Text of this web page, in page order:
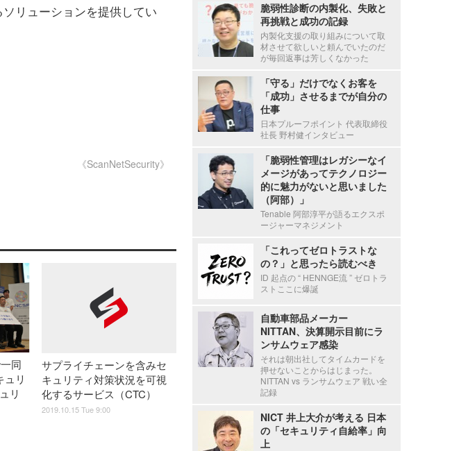
リューションを提供してい
《ScanNetSecurity》
同
リ
リ
サプライチェーンを含みセ
キュリティ対策状況を可視
化するサービス（CTC）
2019.10.15 Tue 9:00
脆弱性診断の内製化、失敗と
再挑戦と成功の記録
内製化支援の取り組みについて取
材させて欲しいと頼んでいたのだ
が毎回返事は芳しくなかった
「守る」だけでなくお客を
「成功」させるまでが自分の
仕事
日本プルーフポイント 代表取締役
社長 野村健インタビュー
「脆弱性管理はレガシーなイ
メージがあってテクノロジー
的に魅力がないと思いました
（阿部）」
Tenable 阿部淳平が語るエクスポ
ージャーマネジメント
「これってゼロトラストな
の？」と思ったら読むべき
ID 起点の “ HENNGE流 ” ゼロトラ
ストここに爆誕
自動車部品メーカー
NITTAN、決算開示目前にラ
ンサムウェア感染
それは朝出社してタイムカードを
押せないことからはじまった。
NITTAN vs ランサムウェア 戦い全
記録
NICT 井上大介が考える 日本
の「セキュリティ自給率」向
上